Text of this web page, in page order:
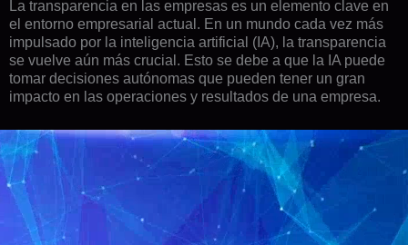
La transparencia en las empresas es un elemento clave en
el entorno empresarial actual. En un mundo cada vez más
impulsado por la inteligencia artificial (IA), la transparencia
se vuelve aún más crucial. Esto se debe a que la IA puede
tomar decisiones autónomas que pueden tener un gran
impacto en las operaciones y resultados de una empresa.